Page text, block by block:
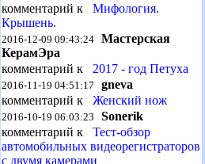
комментарий к Мифология.
Крышень.
2016-12-09 09:43:24 Мастерская
КерамЭра
комментарий к 2017 - год Петуха
2016-11-19 04:51:17 gneva
комментарий к Женский нож
2016-10-19 06:03:23 Sonerik
комментарий к Тест-обзор
автомобильных видеорегистраторов
с двумя камерами